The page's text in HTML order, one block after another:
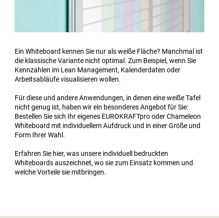
Ein Whiteboard kennen Sie nur als weiße Fläche? Manchmal ist
die klassische Variante nicht optimal. Zum Beispiel, wenn Sie
Kennzahlen im Lean Management, Kalenderdaten oder
Arbeitsabläufe visualisieren wollen.
Für diese und andere Anwendungen, in denen eine weiße Tafel
nicht genug ist, haben wir ein besonderes Angebot für Sie:
Bestellen Sie sich Ihr eigenes EUROKRAFTpro oder Chameleon
Whiteboard mit individuellem Aufdruck und in einer Größe und
Form Ihrer Wahl.
Erfahren Sie hier, was unsere individuell bedruckten
Whiteboards auszeichnet, wo sie zum Einsatz kommen und
welche Vorteile sie mitbringen.